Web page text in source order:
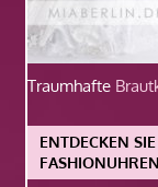
Traumhafte
ENTDECKEN